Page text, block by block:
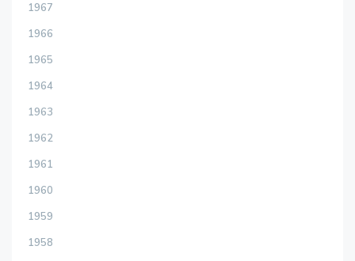
1967
1966
1965
1964
1963
1962
1961
1960
1959
1958